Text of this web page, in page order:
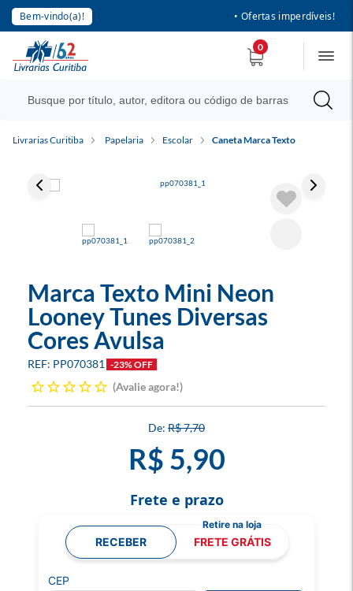
Bem-vindo(a)! • Ofertas imperdíveis!
0
Livrarias Curitiba Papelaria Escolar Caneta Marca Texto
Marca Texto Mini Neon
Looney Tunes Diversas
Cores Avulsa
PP070381 -23% OFF
Avalie agora!
R$ 7,70
R$ 5,90
Frete e prazo
RECEBER FRETE GRÁTIS
CEP